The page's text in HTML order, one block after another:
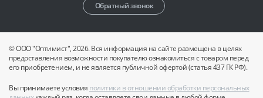
Обратный звонок
© ООО "Оптимист", 2026. Вся информация на сайте размещена в целях
предоставления возможности покупателю ознакомиться с товаром перед
его приобретением, и не является публичной офертой (статья 437 ГК РФ).
Вы принимаете условия политики в отношении обработки персональных